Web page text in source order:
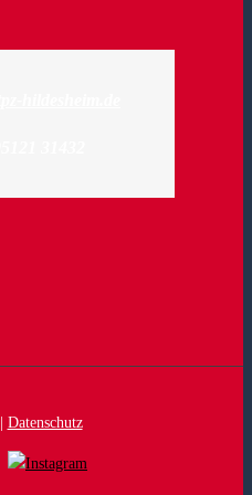
Datenschutz